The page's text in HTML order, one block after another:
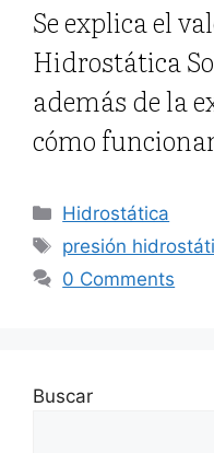
Se explica el
Hidrostática
además de la
cómo
Categorías
Hidrostática
Etiquetas
presión
0 Comments
Buscar